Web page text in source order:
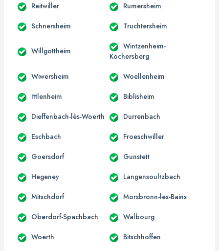
Reitwiller Rumersheim
Schnersheim Truchtersheim
Willgottheim
Wintzenheim-
Kochersberg
Wiwersheim Woellenheim
Ittlenheim Biblisheim
Dieffenbach-lès-Woerth Durrenbach
Eschbach Froeschwiller
Goersdorf Gunstett
Hegeney Langensoultzbach
Mitschdorf Morsbronn-les-Bains
Oberdorf-Spachbach Walbourg
Woerth Bitschhoffen